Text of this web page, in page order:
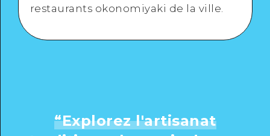
restaurants okonomiyaki de la ville.
“Explorez l'artisanat